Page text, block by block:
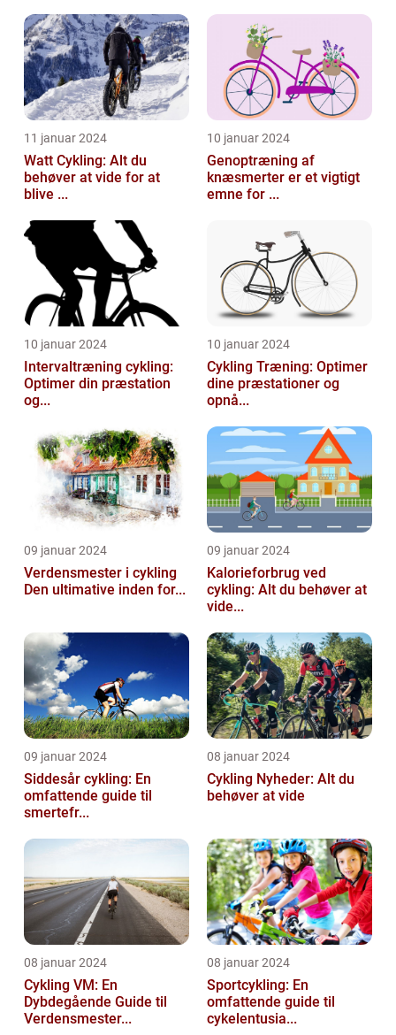
11 januar 2024
Watt Cykling: Alt du
behøver at vide for at
blive ...
10 januar 2024
Genoptræning af
knæsmerter er et vigtigt
emne for ...
10 januar 2024
Intervaltræning cykling:
Optimer din præstation
og...
10 januar 2024
Cykling Træning: Optimer
dine præstationer og
opnå...
09 januar 2024
Verdensmester i cykling
Den ultimative inden for...
09 januar 2024
Kalorieforbrug ved
cykling: Alt du behøver at
vide...
09 januar 2024
Siddesår cykling: En
omfattende guide til
smertefr...
08 januar 2024
Cykling Nyheder: Alt du
behøver at vide
08 januar 2024
Cykling VM: En
Dybdegående Guide til
Verdensmester...
08 januar 2024
Sportcykling: En
omfattende guide til
cykelentusia...